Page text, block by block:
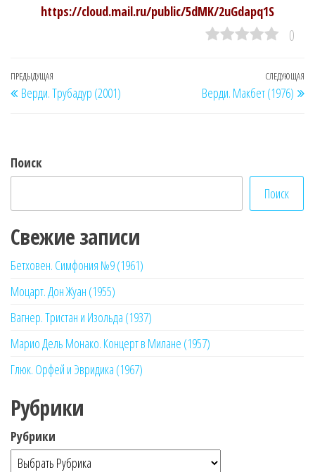
https://cloud.mail.ru/public/5dMK/2uGdapq1S
0
Навигация
по
Предыдущая
запись
ПРЕДЫДУЩАЯ
Верди. Трубадур (2001)
СЛЕДУЮЩАЯ
Верди. Макбет (1976)
Поиск
Поиск
Свежие записи
Бетховен. Симфония №9 (1961)
Моцарт. Дон Жуан (1955)
Вагнер. Тристан и Изольда (1937)
Марио Дель Монако. Концерт в Милане (1957)
Глюк. Орфей и Эвридика (1967)
Рубрики
Рубрики